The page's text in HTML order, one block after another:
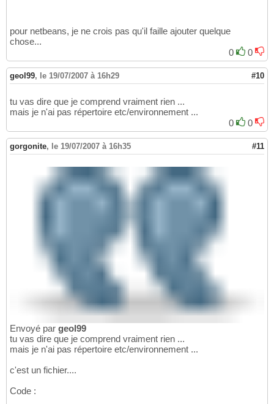
pour netbeans, je ne crois pas qu'il faille ajouter quelque
chose...
0
0
geol99, le 19/07/2007 à 16h29 #10
tu vas dire que je comprend vraiment rien ...
mais je n'ai pas répertoire etc/environnement ...
0
0
gorgonite, le 19/07/2007 à 16h35 #11
Envoyé par geol99
tu vas dire que je comprend vraiment rien ...
mais je n'ai pas répertoire etc/environnement ...
c'est un fichier....
Code :